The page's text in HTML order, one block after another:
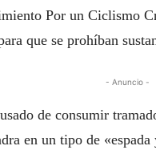
Por un Ciclismo
que se prohíban
- Anuncio -
de consumir
en un tipo de